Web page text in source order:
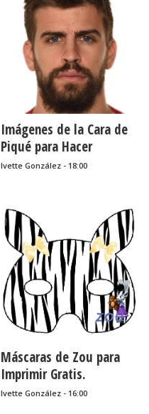
Imágenes de la Cara de
Piqué para Hacer
Máscaras, para
Ivette González - 18:00
Máscaras de Zou para
Imprimir Gratis.
Ivette González - 16:00